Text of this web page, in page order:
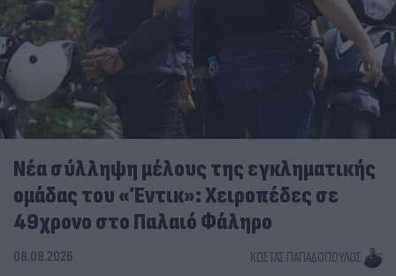
Νέα σύλληψη μέλους της εγκληματικής
ομάδας του «Έντικ»: Χειροπέδες σε
49χρονο στο Παλαιό Φάληρο
08.08.2026 ΚΏΣΤΑΣ ΠΑΠΑΔΌΠΟΥΛΟΣ